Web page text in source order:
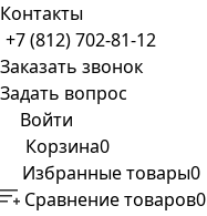
Контакты
+7 (812) 702-81-12
Заказать звонок
Задать вопрос
Войти
Корзина0
Избранные товары0
Сравнение товаров0